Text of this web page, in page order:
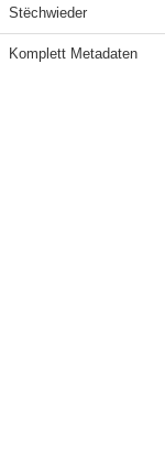
Stëchwieder
Komplett Metadaten